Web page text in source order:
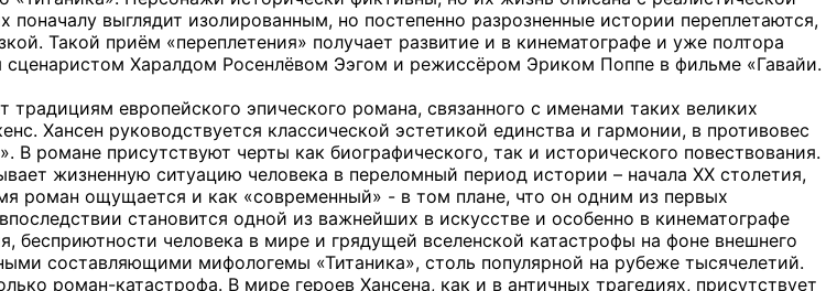
выглядит изолированным, но постепенно разрозненные истории переплетаются,
Такой приём «переплетения» получает развитие и в кинематографе и уже полтора
сценаристом Харалдом Росенлёвом Ээгом и режиссёром Эриком Поппе в фильме «Гавайи.
европейского эпического романа, связанного с именами таких великих
Хансен руководствуется классической эстетикой единства и гармонии, в противовес
В романе присутствуют черты как биографического, так и исторического повествования.
жизненную ситуацию человека в переломный период истории – начала ХХ столетия,
роман ощущается и как «современный» - в том плане, что он одним из первых
становится одной из важнейших в искусстве и особенно в кинематографе
бесприютности человека в мире и грядущей вселенской катастрофы на фоне внешнего
составляющими мифологемы «Титаника», столь популярной на рубеже тысячелетий.
роман-катастрофа. В мире героев Хансена, как и в античных трагедиях, присутствует